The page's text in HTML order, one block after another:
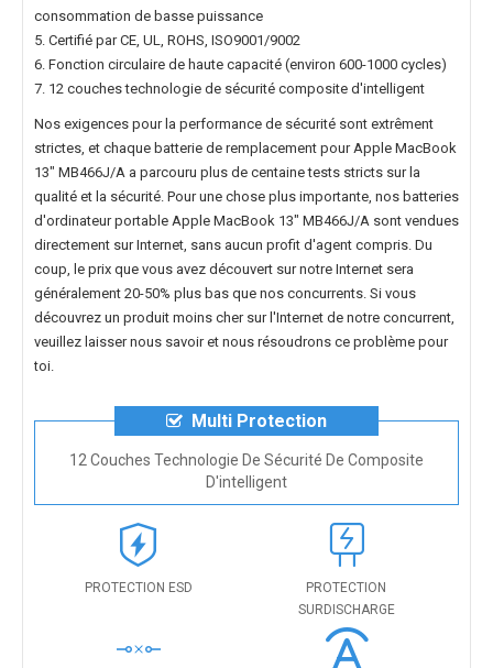
consommation de basse puissance
5. Certifié par CE, UL, ROHS, ISO9001/9002
6. Fonction circulaire de haute capacité (environ 600-1000 cycles)
7. 12 couches technologie de sécurité composite d'intelligent
Nos exigences pour la performance de sécurité sont extrêment
strictes, et chaque batterie de remplacement pour Apple MacBook
13" MB466J/A a parcouru plus de centaine tests stricts sur la
qualité et la sécurité. Pour une chose plus importante, nos batteries
d'ordinateur portable Apple MacBook 13" MB466J/A sont vendues
directement sur Internet, sans aucun profit d'agent compris. Du
coup, le prix que vous avez découvert sur notre Internet sera
généralement 20-50% plus bas que nos concurrents. Si vous
découvrez un produit moins cher sur l'Internet de notre concurrent,
veuillez laisser nous savoir et nous résoudrons ce problème pour
toi.
Multi Protection
12 Couches Technologie De Sécurité De Composite
D'intelligent
PROTECTION ESD
PROTECTION
SURDISCHARGE